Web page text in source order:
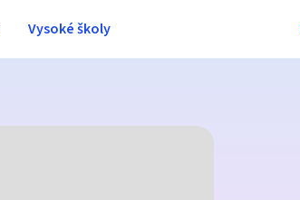
Vysoké školy